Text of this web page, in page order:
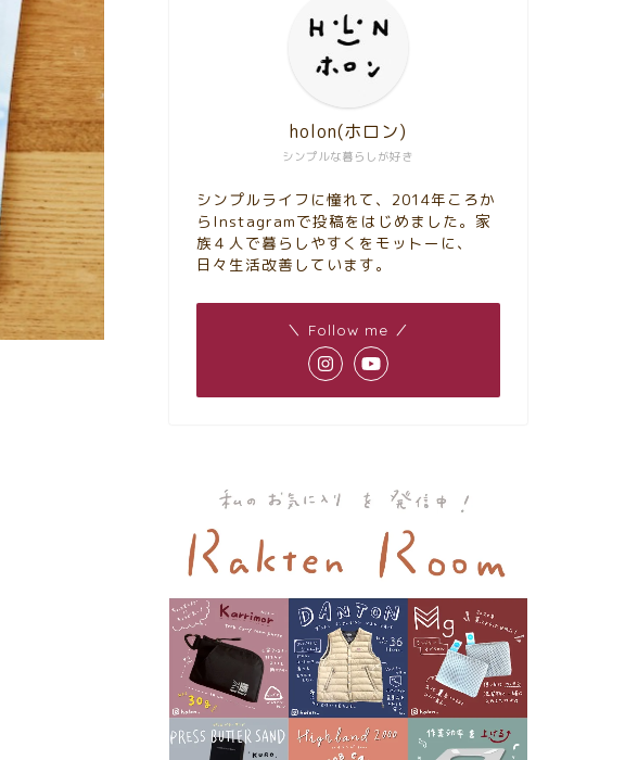
シンプルな暮らしが好き
holon(ホロン)
シンプルライフに憧れて、2014年ころか
らInstagramで投稿をはじめました。家
族４人で暮らしやすくをモットーに、
日々生活改善しています。
＼ Follow me ／